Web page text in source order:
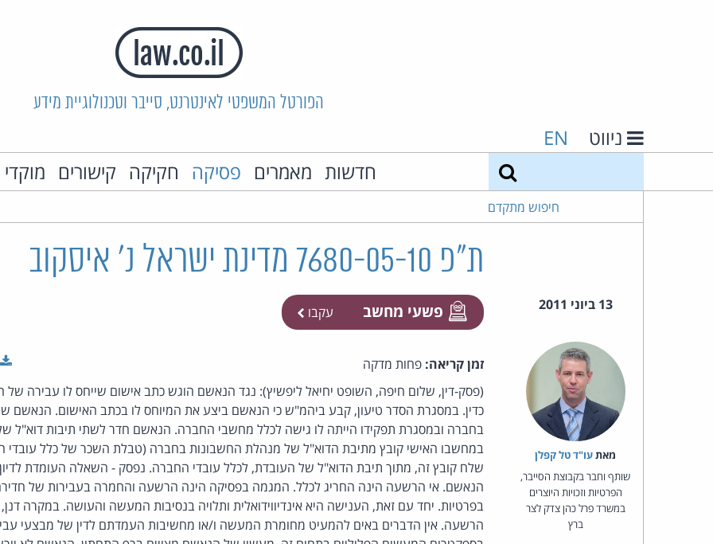
הפורטל המשפטי לאינטרנט, סייבר וטכנולוגיית מידע
ניווט EN
חדשות מאמרים פסיקה חקיקה קישורים
חיפוש מתקדם
ת"פ 7680-05-10 מדינת ישראל נ' איסקוב
13 ביוני 2011 פשעי מחשב עקבו
מאת‏עו"ד טל קפלן
שותף וחבר בקבוצת הסייבר,
הפרטיות וזכויות היוצרים
במשרד פרל כהן צדק לצר
ברץ
זמן קריאה: פחות מדקה
(פסק-דין, שלום חיפה, השופט יחיאל ליפשיץ): נגד הנאשם הוגש כתב אישום שייחס לו עבירה
כדין. במסגרת הסדר טיעון, קבע ביהמ"ש כי הנאשם ביצע את המיוחס לו בכתב האישום. הנאשם
בחברה ובמסגרת תפקידו הייתה לו גישה לכלל מחשבי החברה. הנאשם חדר לשתי תיבות דוא"ל
במחשבו האישי קובץ מתיבת הדוא"ל של מנהלת החשבונות בחברה (טבלת השכר של כלל עובדי
שלח קובץ זה, מתוך תיבת הדוא"ל של העובדת, לכלל עובדי החברה. נפסק - השאלה העומדת
הנאשם. אי הרשעה הינה החריג לכלל. המגמה בפסיקה הינה הרשעה והחמרה בעבירות של
בפרטיות. יחד עם זאת, הענישה היא אינדיווידואלית ותלויה בנסיבות המעשה והעושה. במקרה
הרשעה. אין הדברים באים להמעיט מחומרת המעשה ו/או מחשיבות העמדתם לדין של מבצעי